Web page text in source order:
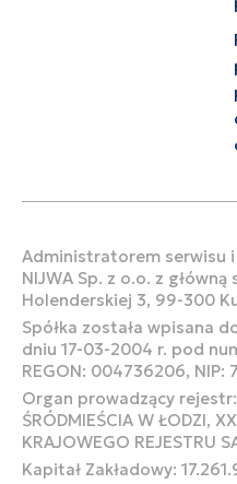
Administratorem serwisu
NIJWA Sp. z o.o. z
Holenderskiej 3, 99-300
Spółka została wpisana
dniu 17-03-2004 r. pod
REGON: 004736206, NIP:
Organ prowadzący rejestr:
ŚRÓDMIEŚCIA W ŁODZI,
KRAJOWEGO REJESTRU
Kapitał Zakładowy: